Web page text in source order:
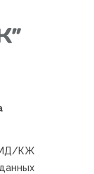
КЖ